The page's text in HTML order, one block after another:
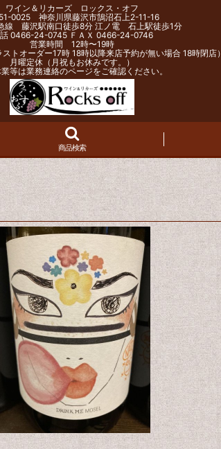
ワイン＆リカーズ ロックス・オフ
0025 神奈川県藤沢市鵠沼石上2-11-16
線 藤沢駅南口徒歩8分 江ノ電 石上駅徒歩1分
0466-24-0745 ＦＡＸ 0466-24-0746
営業時間 12時〜19時
ストオーダー17時 18時以降来店予約が無い場合 18時閉店）
月曜定休（月祝もお休みです。）
等は業務連絡のページをご確認ください。
商品検索